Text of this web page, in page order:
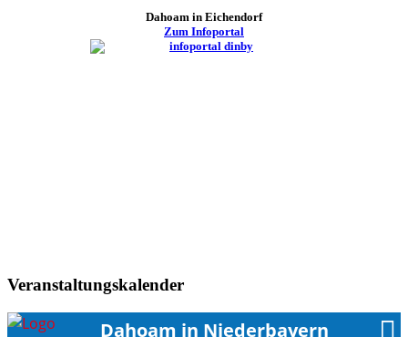
Dahoam in Eichendorf
Zum Infoportal
Veranstaltungskalender